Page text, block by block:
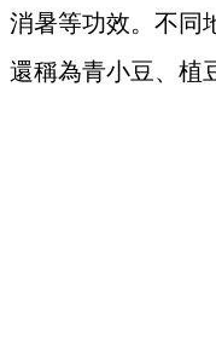
消暑等功效。不同
還稱為青小豆、植